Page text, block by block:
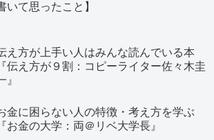
いて思ったこと】
え方が上手い人はみんな読んでいる本
『伝え方が９割：コピーライター佐々木圭
』
金に困らない人の特徴・考え方を学ぶ
『お金の大学：両＠リベ大学長』